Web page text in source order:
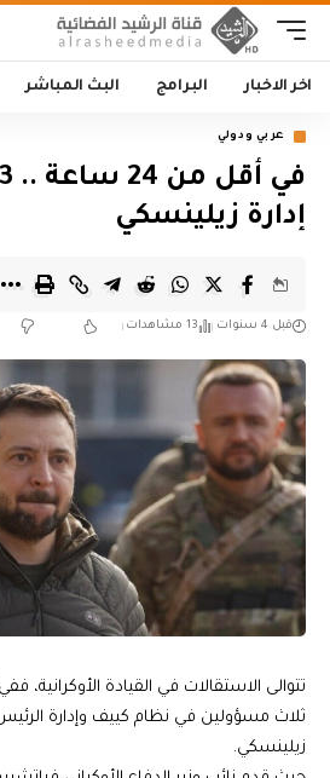
اخر الاخبار البرامج البث المباشر
عربي ودولي
إدارة زيلينسكي
قبل 4 سنوات 13 مشاهدات
ثلاث مسؤولين في نظام كييف وإدارة الرئيس
زيلينسكي.